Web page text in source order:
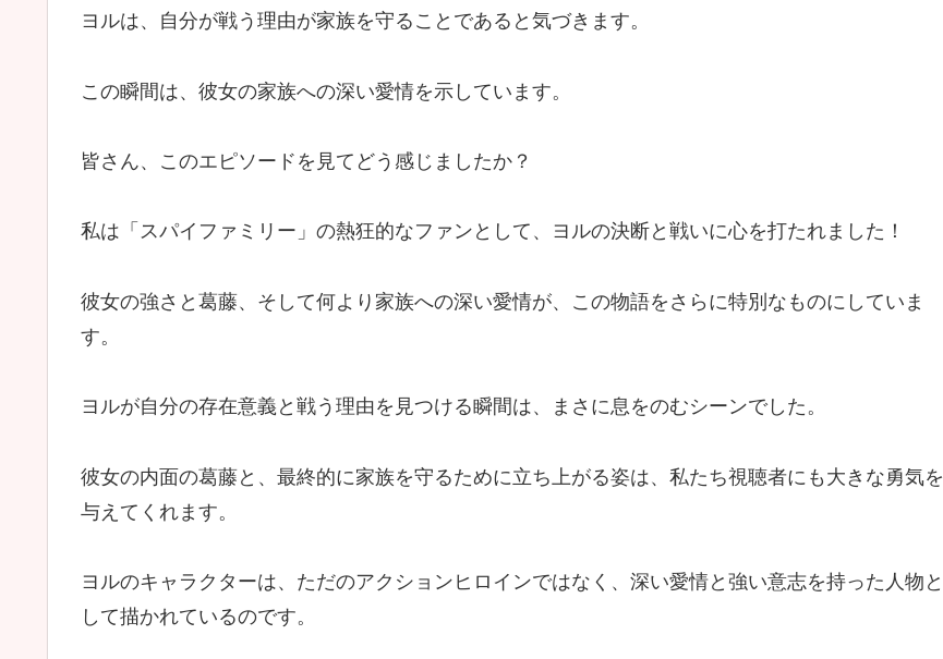
ヨルは、自分が戦う理由が家族を守ることであると気づきます。
この瞬間は、彼女の家族への深い愛情を示しています。
皆さん、このエピソードを見てどう感じましたか？
私は「スパイファミリー」の熱狂的なファンとして、ヨルの決断と戦いに心を打たれました！
彼女の強さと葛藤、そして何より家族への深い愛情が、この物語をさらに特別なものにしていま
す。
ヨルが自分の存在意義と戦う理由を見つける瞬間は、まさに息をのむシーンでした。
彼女の内面の葛藤と、最終的に家族を守るために立ち上がる姿は、私たち視聴者にも大きな勇気を
与えてくれます。
ヨルのキャラクターは、ただのアクションヒロインではなく、深い愛情と強い意志を持った人物と
して描かれているのです。